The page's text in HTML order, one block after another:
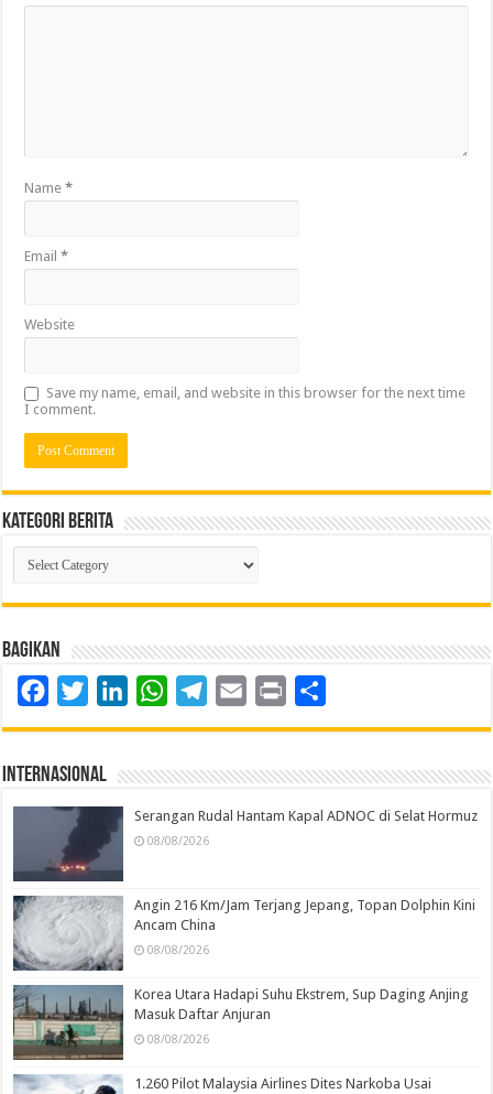
Name*
Email*
Website
Save my name, email, and website in this browser for the next time
I comment.
Kategori Berita
Kategori
Berita
Bagikan
FacebookTwitterLinkedInWhatsAppTelegram
Email Print
Internasional
Serangan Rudal Hantam Kapal ADNOC di Selat Hormuz
08/08/2026
Angin 216 Km/Jam Terjang Jepang, Topan Dolphin Kini
Ancam China
08/08/2026
Korea Utara Hadapi Suhu Ekstrem, Sup Daging Anjing
Masuk Daftar Anjuran
08/08/2026
1.260 Pilot Malaysia Airlines Dites Narkoba Usai